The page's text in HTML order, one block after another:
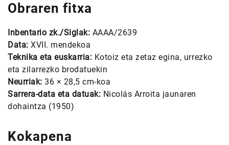
Obraren fitxa
Inbentario zk./Siglak: AAAA/2639
Data: XVII. mendekoa
Teknika eta euskarria: Kotoiz eta zetaz egina, urrezko
eta zilarrezko brodatuekin
Neurriak: 36 × 28,5 cm-koa
Sarrera-data eta datuak: Nicolás Arroita jaunaren
dohaintza (1950)
Kokapena